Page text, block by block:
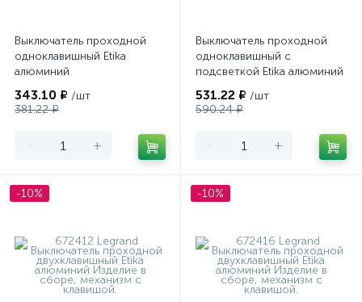
Выключатель проходной
одноклавишный Etika
алюминий
343.10 ₽ /шт
381.22 ₽
- +
Выключатель проходной
одноклавишный с
подсветкой Etika алюминий
531.22 ₽ /шт
590.24 ₽
- +
-10% -10%